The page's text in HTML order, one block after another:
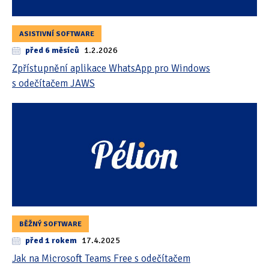
ASISTIVNÍ SOFTWARE
před 6 měsíců 1.2.2026
Zpřístupnění aplikace WhatsApp pro Windows
s odečítačem JAWS
BĚŽNÝ SOFTWARE
před 1 rokem 17.4.2025
Jak na Microsoft Teams Free s odečítačem